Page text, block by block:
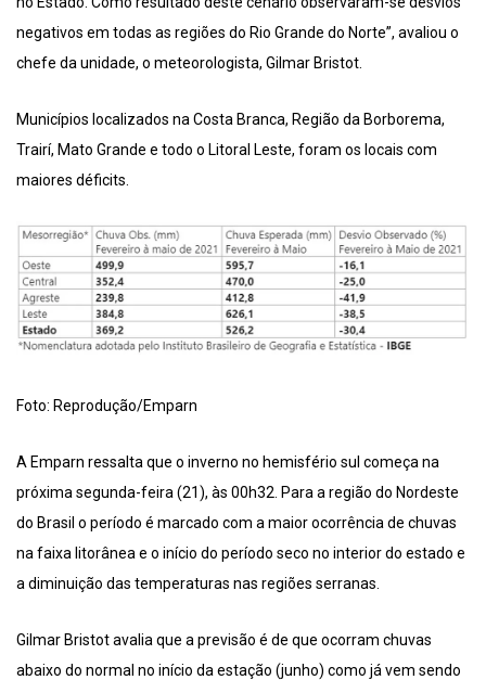
negativos em todas as regiões do Rio Grande do Norte”, avaliou o
chefe da unidade, o meteorologista, Gilmar Bristot.
Municípios localizados na Costa Branca, Região da Borborema,
Trairí, Mato Grande e todo o Litoral Leste, foram os locais com
maiores déficits.
Foto: Reprodução/Emparn
A Emparn ressalta que o inverno no hemisfério sul começa na
próxima segunda-feira (21), às 00h32. Para a região do Nordeste
do Brasil o período é marcado com a maior ocorrência de chuvas
na faixa litorânea e o início do período seco no interior do estado e
a diminuição das temperaturas nas regiões serranas.
Gilmar Bristot avalia que a previsão é de que ocorram chuvas
abaixo do normal no início da estação (junho) como já vem sendo